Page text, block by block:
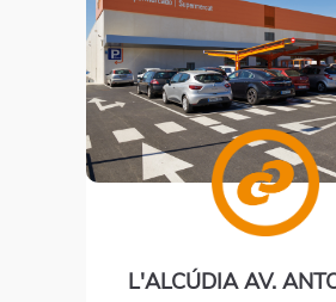
L'ALCÚDIA AV.